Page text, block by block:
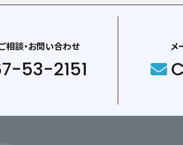
相談・お問い合わせ
53-2151
メ